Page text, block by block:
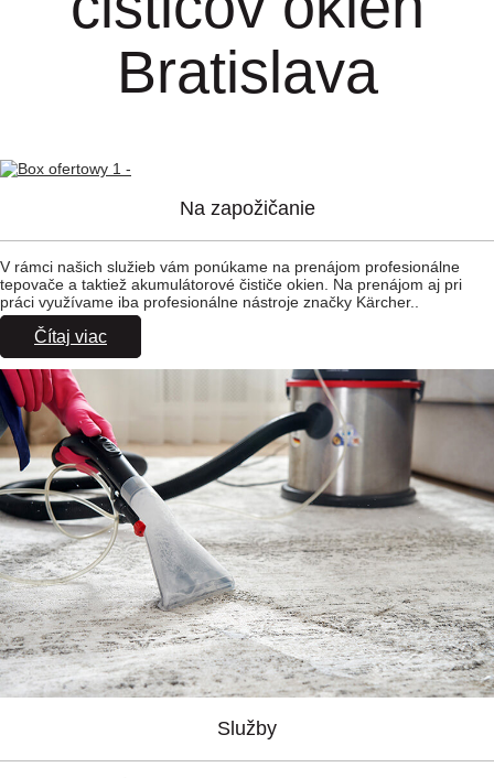
Bratislava
Na zapožičanie
V rámci našich služieb vám ponúkame na prenájom profesionálne
tepovače a taktiež akumulátorové čističe okien. Na prenájom aj pri
práci využívame iba profesionálne nástroje značky Kärcher..
Čítaj viac
Služby